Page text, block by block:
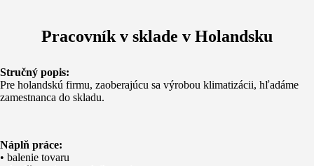
Pracovník v sklade v Holandsku
Stručný popis:
Pre holandskú firmu, zaoberajúcu sa výrobou klimatizácii, hľadáme
zamestnanca do skladu.
Náplň práce:
• balenie tovaru